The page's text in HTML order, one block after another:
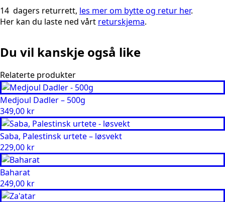
14 dagers returrett, les mer om bytte og retur her.
Her kan du laste ned vårt returskjema.
Du vil kanskje også like
Relaterte produkter
Medjoul Dadler – 500g
349,00 kr
Saba, Palestinsk urtete – løsvekt
229,00 kr
Baharat
249,00 kr